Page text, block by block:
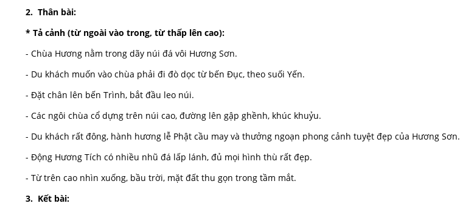
2. Thân bài:
* Tả cảnh (từ ngoài vào trong, từ thấp lên cao):
- Chùa Hương nằm trong dãy núi đá vôi Hương Sơn.
- Du khách muốn vào chùa phải đi đò dọc từ bến Đục, theo suối Yến.
- Đặt chân lên bến Trình, bắt đầu leo núi.
- Các ngôi chùa cổ dựng trên núi cao, đường lên gập ghềnh, khúc khuỷu.
- Du khách rất đông, hành hương lễ Phật cầu may và thưởng ngoạn phong cảnh tuyệt đẹp của Hương Sơn.
- Động Hương Tích có nhiều nhũ đá lấp lánh, đủ mọi hình thù rất đẹp.
- Từ trên cao nhìn xuống, bầu trời, mặt đất thu gọn trong tầm mắt.
3. Kết bài: